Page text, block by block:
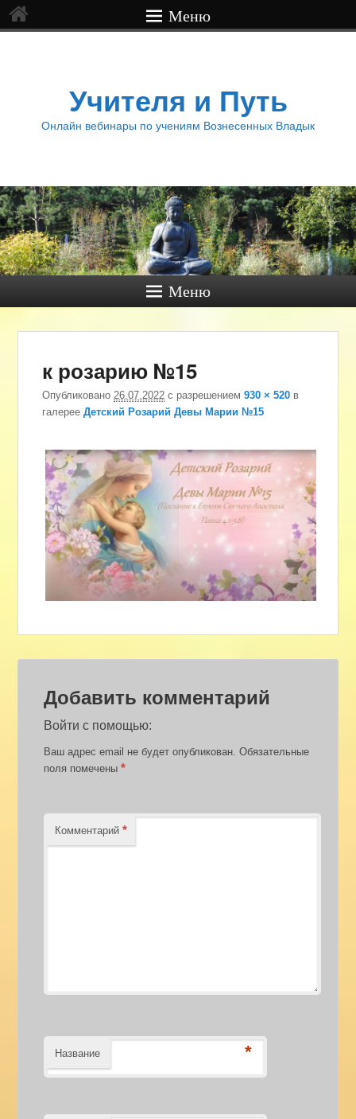
Меню
Учителя и Путь
Онлайн вебинары по учениям Вознесенных Владык
Меню
к розарию №15
Опубликовано 26.07.2022 с разрешением930 × 520 в
галерееДетский Розарий Девы Марии №15
Добавить комментарий
Войти с помощью:
Ваш адрес email не будет опубликован. Обязательные
поля помечены*
Комментарий*
Название *